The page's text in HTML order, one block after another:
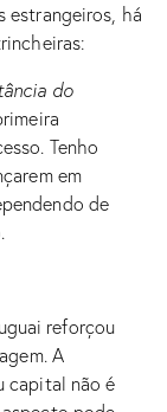
estrangeiros, há
do
Tenho
em
de
reforçou
A
capital não é